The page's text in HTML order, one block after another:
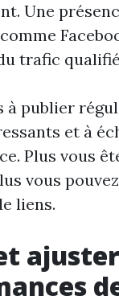
Une
trafic
à publier
et à
Plus vous
vous
liens.